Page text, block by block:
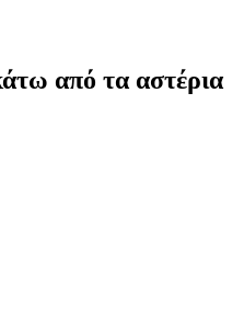
από τα αστέρια